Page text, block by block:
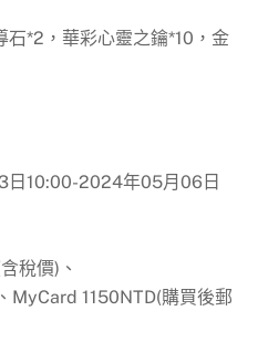
石*2，華彩心靈之鑰*10，金
10:00-2024年05月06日
稅價)、
MyCard 1150NTD(購買後郵